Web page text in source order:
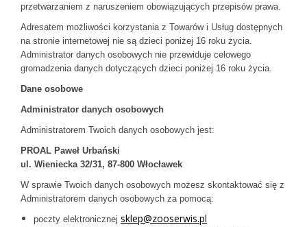
przetwarzaniem z naruszeniem obowiązujących przepisów prawa.
Adresatem możliwości korzystania z Towarów i Usług dostępnych
na stronie internetowej nie są dzieci poniżej 16 roku życia.
Administrator danych osobowych nie przewiduje celowego
gromadzenia danych dotyczących dzieci poniżej 16 roku życia.
Dane osobowe
Administrator danych osobowych
Administratorem Twoich danych osobowych jest:
PROAL Paweł Urbański
ul. Wieniecka 32/31, 87-800 Włocławek
W sprawie Twoich danych osobowych możesz skontaktować się z
Administratorem danych osobowych za pomocą:
poczty elektronicznej sklep@zooserwis.pl